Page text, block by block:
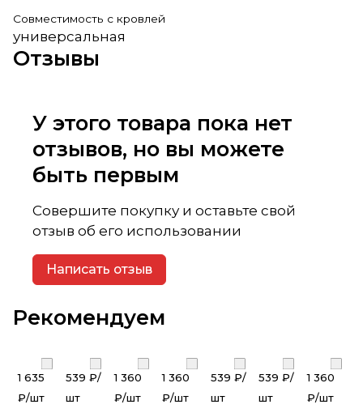
Совместимость с кровлей
универсальная
Отзывы
У этого товара пока нет
отзывов, но вы можете
быть первым
Совершите покупку и оставьте свой
отзыв об его использовании
Написать отзыв
Рекомендуем
1 635
₽/шт
539 ₽/
шт
1 360
₽/шт
1 360
₽/шт
539 ₽/
шт
539 ₽/
шт
1 360
₽/шт